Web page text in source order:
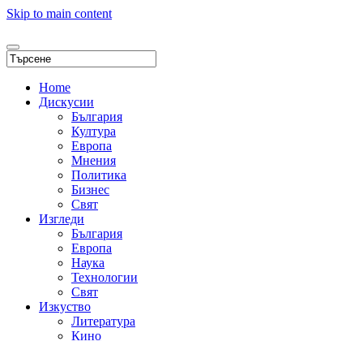
Skip to main content
Home
Дискусии
България
Култура
Европа
Мнения
Политика
Бизнес
Свят
Изгледи
България
Европа
Наука
Технологии
Свят
Изкуство
Литература
Кино